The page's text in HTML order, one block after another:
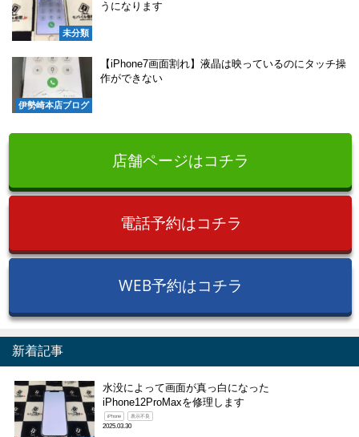
未分類
うになります
伊勢崎本店ブログ
【iPhone7画面割れ】液晶は映っているのにタッチ操
作ができない
店舗ページはコチラ
電話予約はコチラ
WEB予約はコチラ
新着記事
水没によって画面が真っ白になった
iPhone12ProMaxを修理します
iPhone 表示不良
2025.03.30